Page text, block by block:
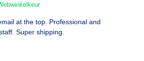
at the top. Professional and
Super shipping.